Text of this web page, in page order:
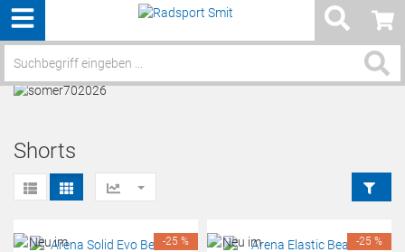
Menü
Service / Hilfe
Shorts
-25 % -25 %